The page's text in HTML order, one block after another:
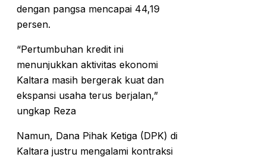
dengan pangsa mencapai 44,19
persen.
“Pertumbuhan kredit ini
menunjukkan aktivitas ekonomi
Kaltara masih bergerak kuat dan
ekspansi usaha terus berjalan,”
ungkap Reza
Namun, Dana Pihak Ketiga (DPK) di
Kaltara justru mengalami kontraksi